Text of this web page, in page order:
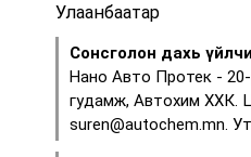
Улаанбаатар
Сонсголон дахь
Нано Авто Протек -
гудамж, Автохим ХХК.
suren@autochem.mn.